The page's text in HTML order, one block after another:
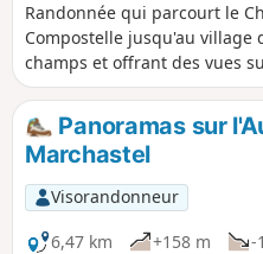
Randonnée qui parcourt le
Compostelle jusqu'au village
champs et offrant des vues
Suivant la saison, vous
vaches, des fleurs de
brouillard. Dans tous les cas,
d'un peu magique.Après
GR®65 pour rejoindre le
sous-bois, des prés avec ou
romaine...
Panoramas sur
Marchastel
Visorandonneur
6,47 km
+158 m
-